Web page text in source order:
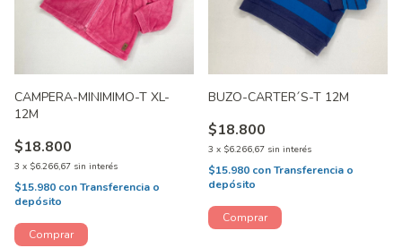
CAMPERA-MINIMIMO-T XL-
12M
$18.800
3 x $6.266,67 sin interés
$15.980 conTransferencia o
depósito
BUZO-CARTER´S-T 12M
$18.800
3 x $6.266,67 sin interés
$15.980 conTransferencia o
depósito